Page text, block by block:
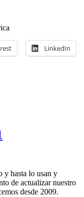
LinkedIn
y hasta lo usan y
de actualizar nuestro
desde 2009.